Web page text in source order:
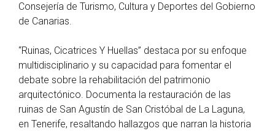
Consejería de Turismo, Cultura y Deportes del Gobierno
de Canarias.
“Ruinas, Cicatrices Y Huellas” destaca por su enfoque
multidisciplinario y su capacidad para fomentar el
debate sobre la rehabilitación del patrimonio
arquitectónico. Documenta la restauración de las
ruinas de San Agustín de San Cristóbal de La Laguna,
en Tenerife, resaltando hallazgos que narran la historia